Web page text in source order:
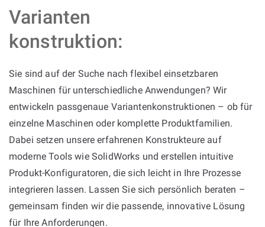
Varianten
konstruktion:
Sie sind auf der Suche nach flexibel einsetzbaren
Maschinen für unterschiedliche Anwendungen? Wir
entwickeln passgenaue Variantenkonstruktionen – ob für
einzelne Maschinen oder komplette Produktfamilien.
Dabei setzen unsere erfahrenen Konstrukteure auf
moderne Tools wie SolidWorks und erstellen intuitive
Produkt-Konfiguratoren, die sich leicht in Ihre Prozesse
integrieren lassen. Lassen Sie sich persönlich beraten –
gemeinsam finden wir die passende, innovative Lösung
für Ihre Anforderungen.